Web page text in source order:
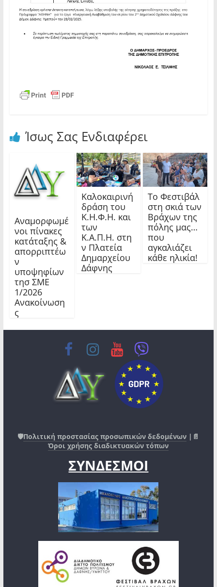
Ίσως Σας Ενδιαφέρει
Αναμορφωμέ
νοι πίνακες
κατάταξης &
απορριπτέω
ν
υποψηφίων
τησ ΣΜΕ
1/2026
Ανακοίνωση
ς
Καλοκαιρινή
δράση του
Κ.Η.Φ.Η. και
των
Κ.Α.Π.Η. στη
ν Πλατεία
Δημαρχείου
Δάφνης
Το Φεστιβάλ
στη σκιά των
Βράχων της
πόλης μας…
που
αγκαλιάζει
κάθε ηλικία!
🛡️Πολιτική προστασίας προσωπικών δεδομένων |📄
Όροι χρήσης διαδικτυακών τόπων
ΣΥΝΔΕΣΜΟΙ